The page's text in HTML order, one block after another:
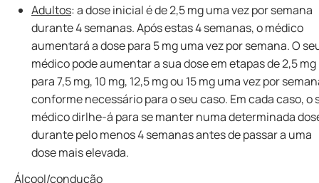
Adultos: a dose inicial é de 2,5 mg uma vez por semana
durante 4 semanas. Após estas 4 semanas, o médico
aumentará a dose para 5 mg uma vez por semana. O
médico pode aumentar a sua dose em etapas de 2,5 mg
para 7,5 mg, 10 mg, 12,5 mg ou 15 mg uma vez por
conforme necessário para o seu caso. Em cada caso, o
médico dirlhe-á para se manter numa determinada
durante pelo menos 4 semanas antes de passar a uma
dose mais elevada.
Álcool/condução